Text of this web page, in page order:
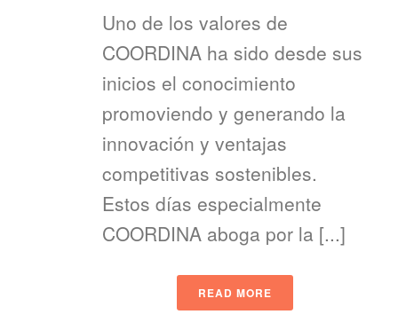
Uno de los valores de
COORDINA ha sido desde sus
inicios el conocimiento
promoviendo y generando la
innovación y ventajas
competitivas sostenibles.
Estos días especialmente
COORDINA aboga por la [...]
READ MORE